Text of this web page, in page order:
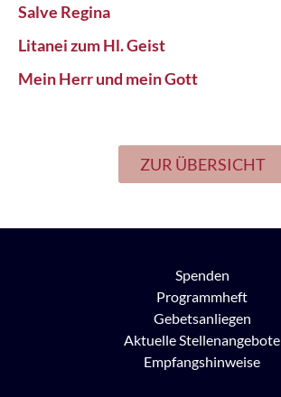
Salve Regina
Litanei zum Hl. Geist
Mein Herr und mein Gott
ZUR ÜBERSICHT
Spenden
Programmheft
Gebetsanliegen
Aktuelle Stellenangebote
Empfangshinweise